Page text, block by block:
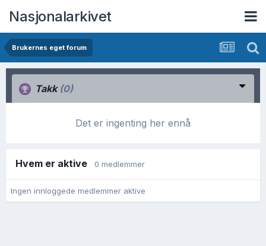
Nasjonalarkivet
Brukernes eget forum
Takk (0)
Det er ingenting her ennå
Hvem er aktive 0 medlemmer
Ingen innloggede medlemmer aktive